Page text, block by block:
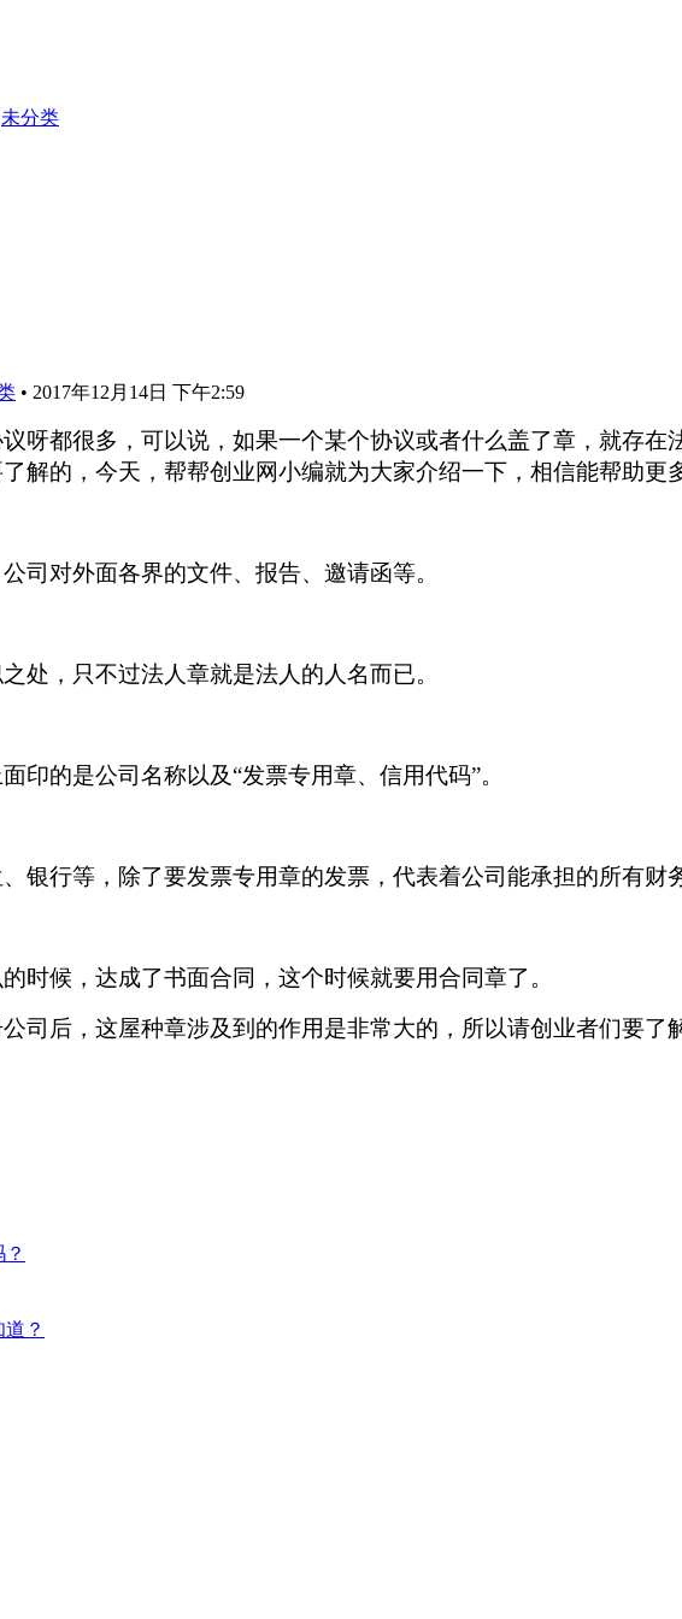
未分类
• 2017年12月14日 下午2:59
呀都很多，可以说，如果一个某个协议或者什么盖了章，就存
解的，今天，帮帮创业网小编就为大家介绍一下，相信能帮助更
司对外面各界的文件、报告、邀请函等。
处，只不过法人章就是法人的人名而已。
印的是公司名称以及“发票专用章、信用代码”。
银行等，除了要发票专用章的发票，代表着公司能承担的所有财
时候，达成了书面合同，这个时候就要用合同章了。
司后，这屋种章涉及到的作用是非常大的，所以请创业者们要了
？